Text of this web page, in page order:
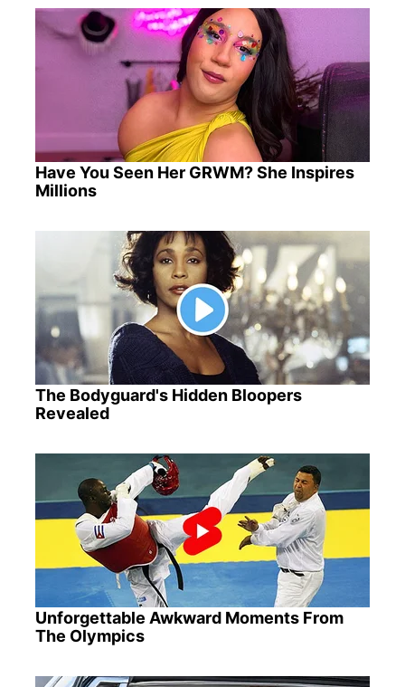
Have You Seen Her GRWM? She Inspires
Millions
The Bodyguard's Hidden Bloopers
Revealed
Unforgettable Awkward Moments From
The Olympics